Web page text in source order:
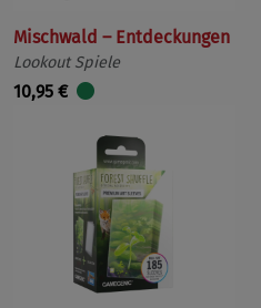
Mischwald – Entdeckungen
Lookout Spiele
10,95 €